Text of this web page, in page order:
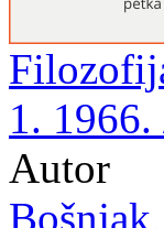
1.
Autor